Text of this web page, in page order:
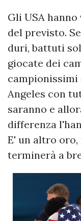
Gli USA
del previsto.
duri, battuti
giocate dei
campionissimi
Angeles con
saranno e
differenza
E' un altro
terminerà a